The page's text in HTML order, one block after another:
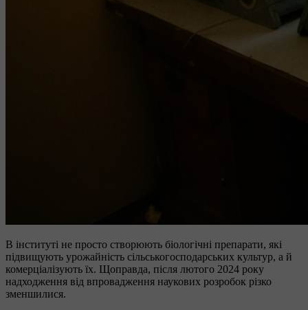
В інституті не просто створюють біологічні препарати, які
підвищують урожайність сільськогосподарських культур, а й
комерціалізують їх. Щоправда, після лютого 2024 року
надходження від впровадження наукових розробок різко
зменшилися.